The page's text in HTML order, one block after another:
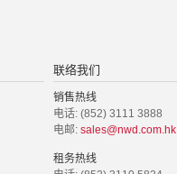
联络我们
销售热线
电话: (852) 3111 3888
电邮: sales@nwd.com.hk
租务热线